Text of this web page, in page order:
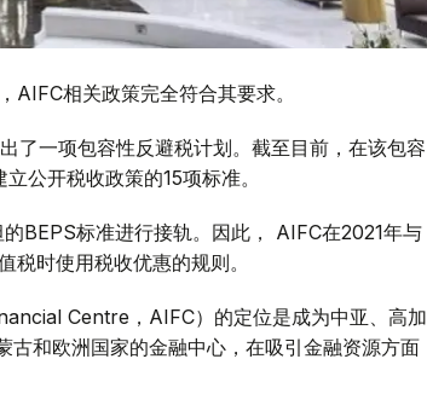
相关政策完全符合其要求。
了一项包容性反避税计划。截至目前，在该包容
公开税收政策的15项标准。
BEPS标准进行接轨。因此， AIFC在2021年与
时使用税收优惠的规则。
Centre，AIFC）的定位是成为中亚、高加
和欧洲国家的金融中心，在吸引金融资源方面